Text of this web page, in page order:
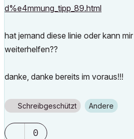
d%e4mmung_tipp_89.html
hat jemand diese linie oder kann
weiterhelfen??
danke, danke bereits im voraus!!!
Schreibgeschützt Andere
0